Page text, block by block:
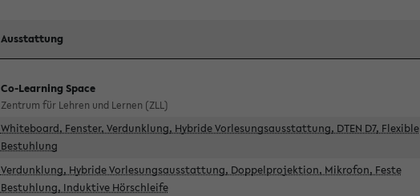
Ausstattung
Co-Learning Space
Zentrum für Lehren und Lernen (ZLL)
Whiteboard, Fenster, Verdunklung, Hybride Vorlesungsausstattung, DTEN D7, Flexible
Bestuhlung
Verdunklung, Hybride Vorlesungsausstattung, Doppelprojektion, Mikrofon, Feste
Bestuhlung, Induktive Hörschleife